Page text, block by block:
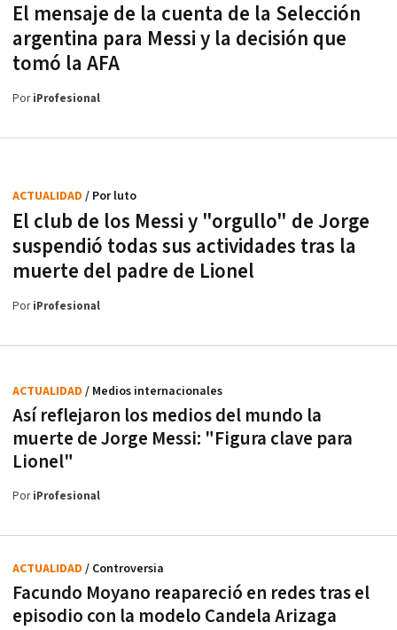
El mensaje de la cuenta de la Selección
argentina para Messi y la decisión que
tomó la AFA
PoriProfesional
El club de los Messi y "orgullo" de Jorge
suspendió todas sus actividades tras la
muerte del padre de Lionel
ACTUALIDAD / Por luto
PoriProfesional
Así reflejaron los medios del mundo la
muerte de Jorge Messi: "Figura clave para
Lionel"
ACTUALIDAD / Medios internacionales
PoriProfesional
Facundo Moyano reapareció en redes tras el
episodio con la modelo Candela Arizaga
ACTUALIDAD / Controversia